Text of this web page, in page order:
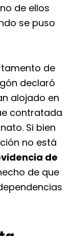
de ellos
se puso
de
declaró
alojado en
contratada
Si bien
no está
de
de que